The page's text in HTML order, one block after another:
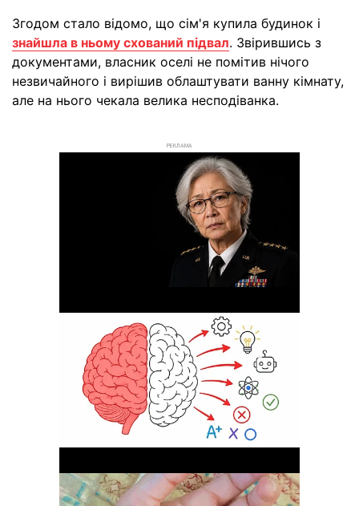
Згодом стало відомо, що сім'я купила будинок і
знайшла в ньому схований підвал. Звірившись з
документами, власник оселі не помітив нічого
незвичайного і вирішив облаштувати ванну кімнату,
але на нього чекала велика несподіванка.
РЕКЛАМА